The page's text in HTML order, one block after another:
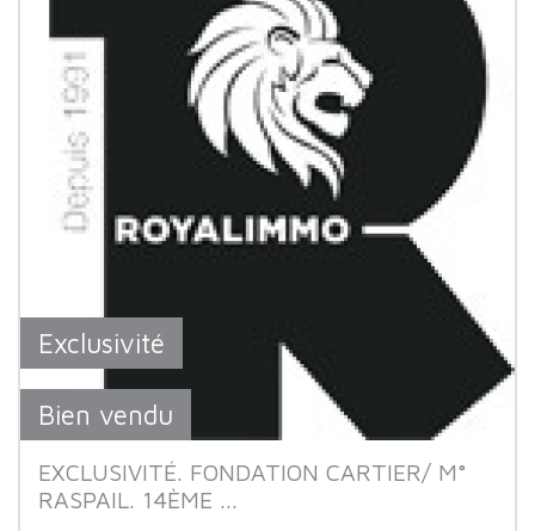
Bien vendu
Exclusivité
EXCLUSIVITÉ. FONDATION CARTIER/ M°
RASPAIL. 14ÈME ...